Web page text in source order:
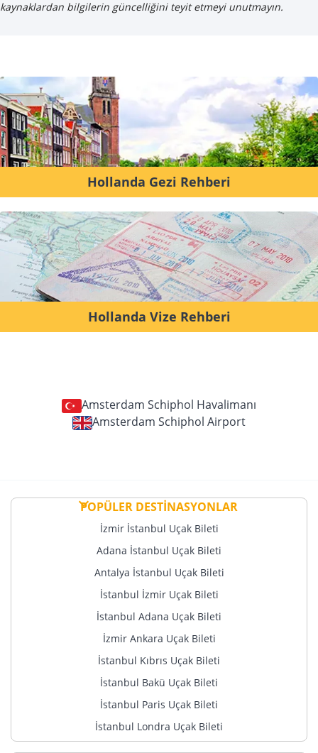
kaynaklardan bilgilerin güncelliğini teyit etmeyi unutmayın.
Hollanda Gezi Rehberi
Hollanda Vize Rehberi
Amsterdam Schiphol Havalimanı
Amsterdam Schiphol Airport
POPÜLER DESTİNASYONLAR
İzmir İstanbul Uçak Bileti
Adana İstanbul Uçak Bileti
Antalya İstanbul Uçak Bileti
İstanbul İzmir Uçak Bileti
İstanbul Adana Uçak Bileti
İzmir Ankara Uçak Bileti
İstanbul Kıbrıs Uçak Bileti
İstanbul Bakü Uçak Bileti
İstanbul Paris Uçak Bileti
İstanbul Londra Uçak Bileti